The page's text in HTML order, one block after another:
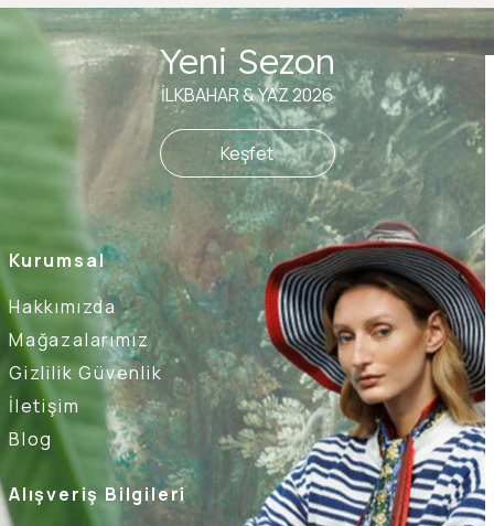
Kurumsal
Hakkımızda
Mağazalarımız
Gizlilik Güvenlik
İletişim
Blog
Alışveriş Bilgileri
Yeni Sezon
İLKBAHAR & YAZ 2026
Keşfet